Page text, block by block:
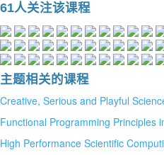
61人关注该课程
主题相关的课程
Creative, Serious and Playful
Functional Programming Principles
High Performance Scientific